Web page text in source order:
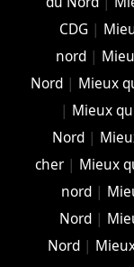
CDG |
nord |
Nord | Mieux
| Mieux
Nord|
cher| Mieux
nord |
Nord |
Nord|